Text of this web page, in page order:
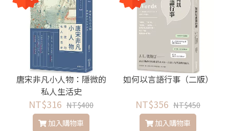
唐宋非凡小人物：隱微的
私人生活史
NT$316 NT$400
加入購物車
如何以言語行事（二版）
NT$356 NT$450
加入購物車